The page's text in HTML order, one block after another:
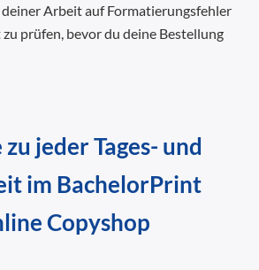
deiner Arbeit auf Formatierungsfehler
prüfen, bevor du deine Bestellung
jeder Tages- und
im BachelorPrint
Copyshop